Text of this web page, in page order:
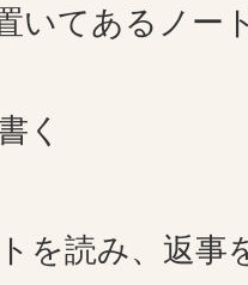
いてあるノー
く
を読み、返事